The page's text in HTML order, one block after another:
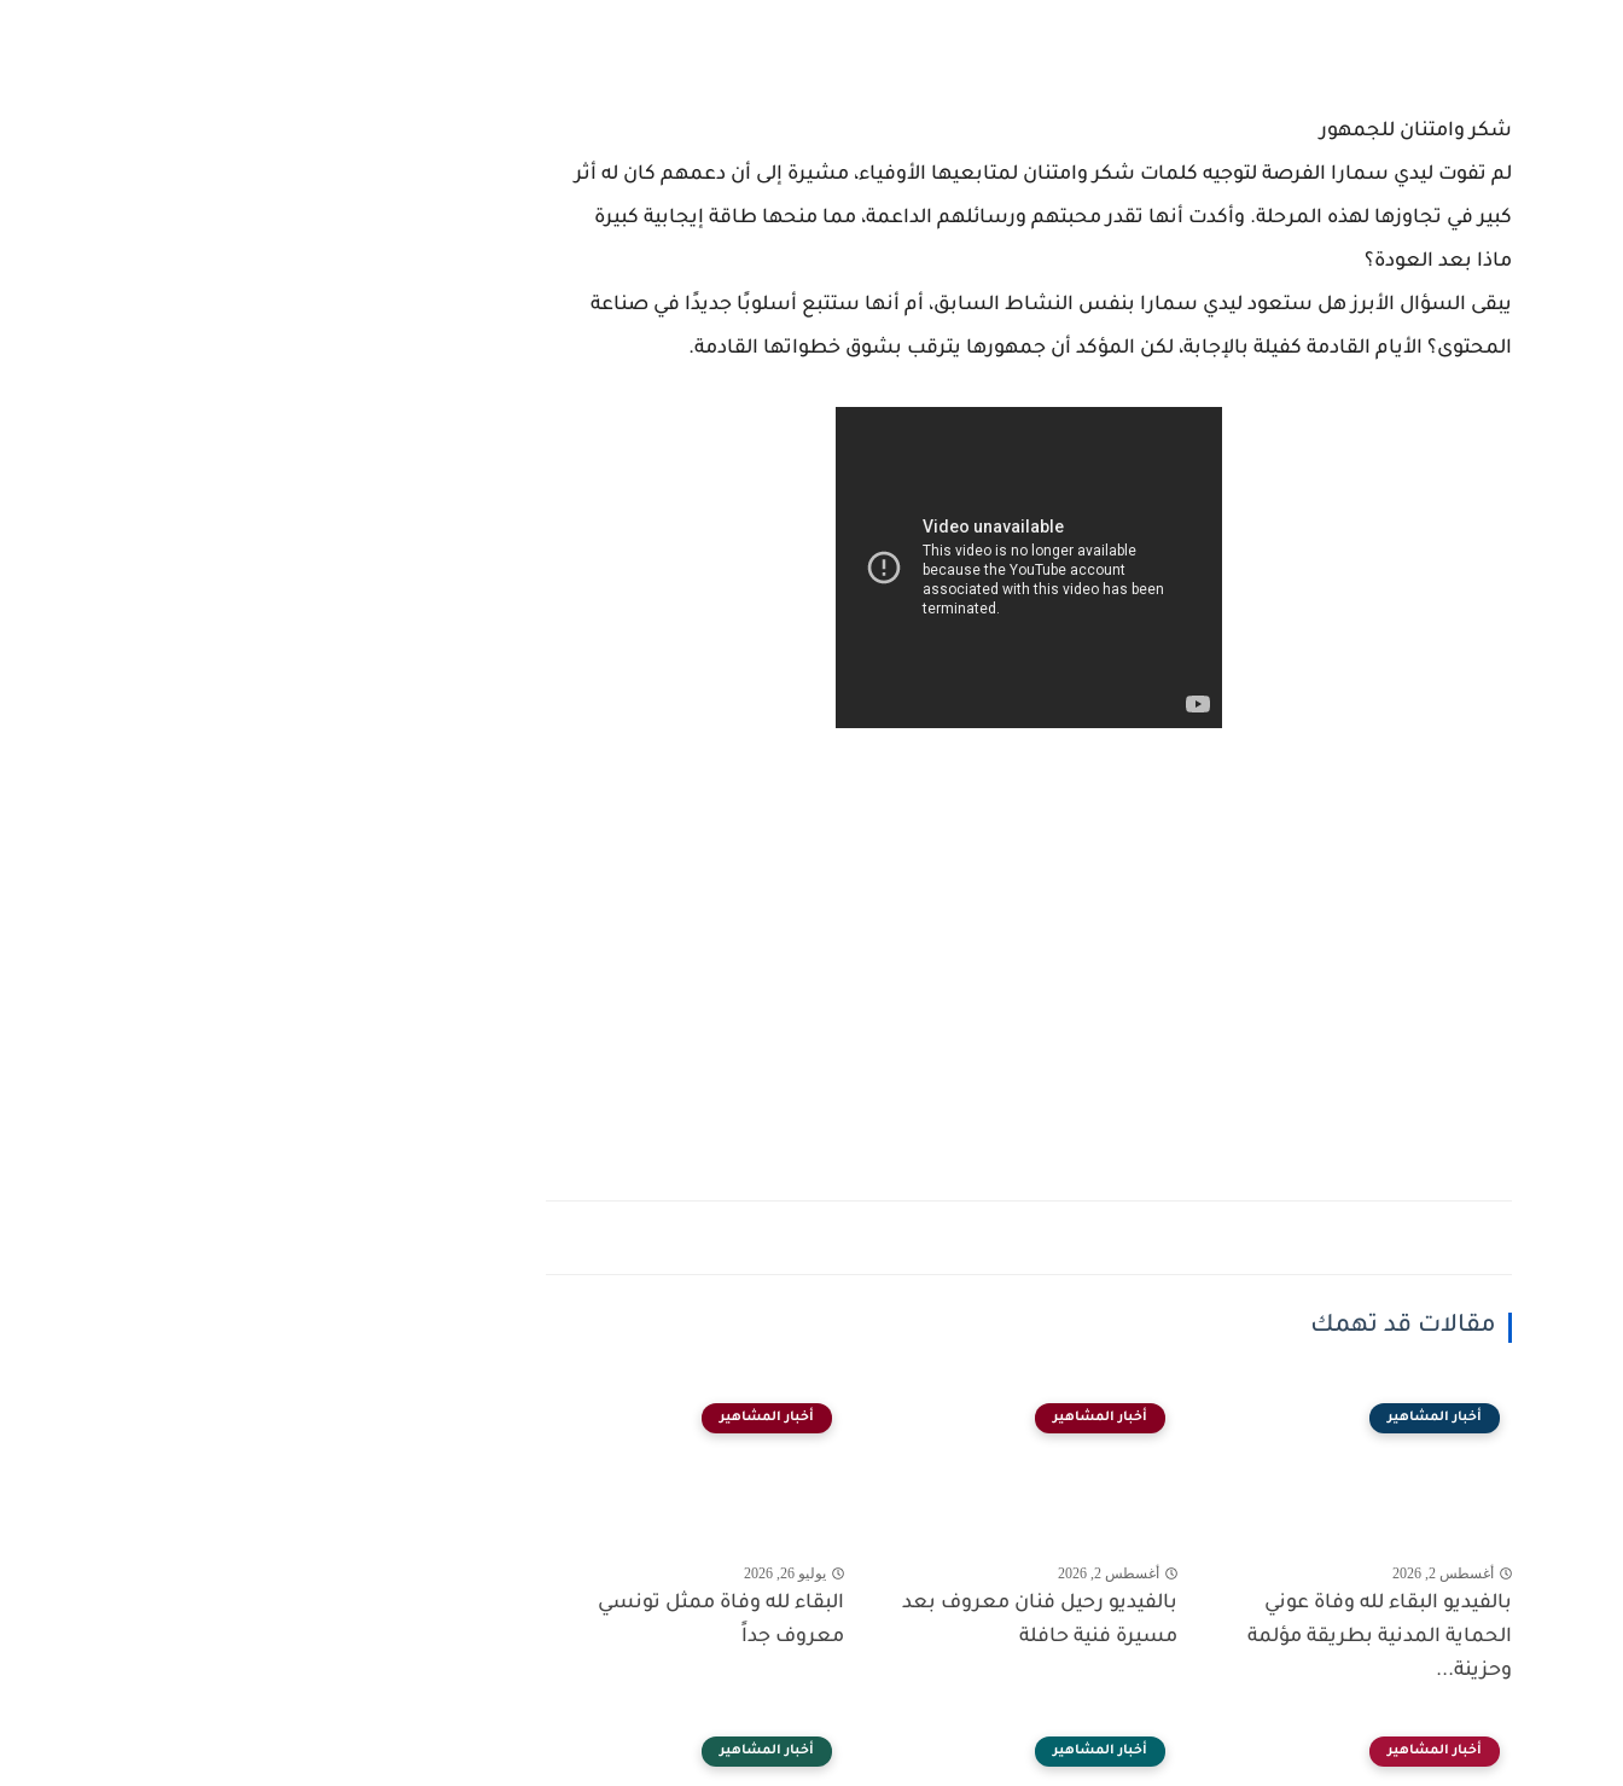
شكر وامتنان للجمهور
لم تفوت ليدي سمارا الفرصة لتوجيه كلمات شكر وامتنان لمتابعيها الأوفياء، مشيرة إلى أن دعمهم كان له أثر
كبير في تجاوزها لهذه المرحلة. وأكدت أنها تقدر محبتهم ورسائلهم الداعمة، مما منحها طاقة إيجابية كبيرة
ماذا بعد العودة؟
يبقى السؤال الأبرز هل ستعود ليدي سمارا بنفس النشاط السابق، أم أنها ستتبع أسلوبًا جديدًا في صناعة
المحتوى؟ الأيام القادمة كفيلة بالإجابة، لكن المؤكد أن جمهورها يترقب بشوق خطواتها القادمة.
مقالات قد تهمك
أخبار المشاهير
أغسطس 2, 2026
بالفيديو البقاء لله وفاة عوني
الحماية المدنية بطريقة مؤلمة
وحزينة...
أخبار المشاهير
أغسطس 2, 2026
بالفيديو رحيل فنان معروف بعد
مسيرة فنية حافلة
أخبار المشاهير
يوليو 26, 2026
البقاء لله وفاة ممثل تونسي
معروف جداً
أخبار المشاهير أخبار المشاهير أخبار المشاهير